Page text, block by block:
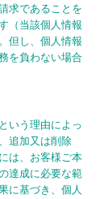
求であることを
（当該個人情報
但し、個人情報
を負わない場合
いう理由によっ
追加又は削除
は、お客様ご本
達成に必要な範
に基づき、個人